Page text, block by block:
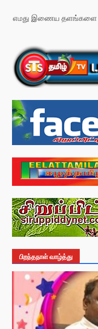
எமது இணைய தளங்களை
பிறந்தநாள் வாழ்த்து